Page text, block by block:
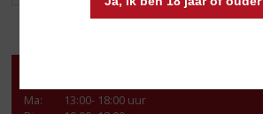
Ma:
13:00- 18:00 uur